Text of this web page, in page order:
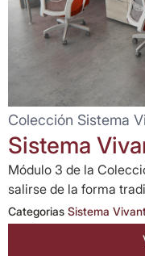
Colección Sistema
Sistema
Módulo 3 de la
salirse de la forma
Categorias Sistema